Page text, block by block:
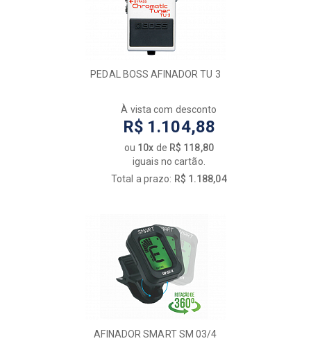
PEDAL BOSS AFINADOR TU 3
À vista com desconto
R$ 1.104,88
ou 10x de R$ 118,80
iguais no cartão.
Total a prazo: R$ 1.188,04
AFINADOR SMART SM 03/4